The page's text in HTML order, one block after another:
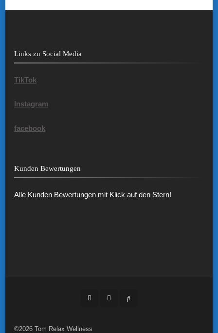
Links zu Social Media
TikTok
Instagram
facebook
Kunden Bewertungen
Alle Kunden Bewertungen mit Klick auf den Stern!
©2026 Tom Relax Wellness